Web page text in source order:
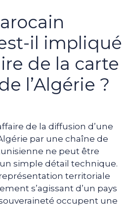
il impliqué
de la carte
l’Algérie ?
de la diffusion d’une
par une chaîne de
ne peut être
simple détail technique.
représentation territoriale
s’agissant d’un pays
occupent une